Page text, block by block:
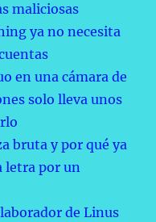
maliciosas
ya no necesita
en una cámara de
solo lleva unos
bruta y por qué ya
letra por un
de Linus